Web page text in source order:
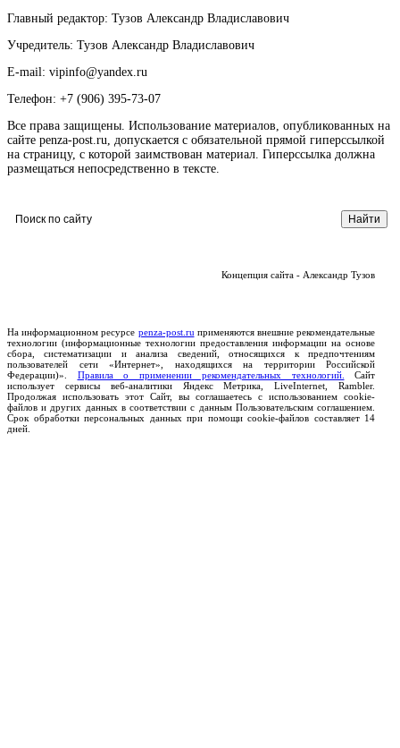
Главный редактор: Тузов Александр Владиславович
Учредитель: Тузов Александр Владиславович
E-mail: vipinfo@yandex.ru
Телефон: +7 (906) 395-73-07
Все права защищены. Использование материалов, опубликованных на
сайте penza-post.ru, допускается с обязательной прямой гиперссылкой
на страницу, с которой заимствован материал. Гиперссылка должна
размещаться непосредственно в тексте.
Концепция сайта - Александр Тузов
На информационном ресурсе penza-post.ru применяются внешние рекомендательные
технологии (информационные технологии предоставления информации на основе
сбора, систематизации и анализа сведений, относящихся к предпочтениям
пользователей сети «Интернет», находящихся на территории Российской
Федерации)». Правила о применении рекомендательных технологий.
Сайт
использует сервисы веб-аналитики Яндекс Метрика, LiveInternet, Rambler.
Продолжая использовать этот Сайт, вы соглашаетесь с использованием cookie-
файлов и других данных в соответствии с данным Пользовательским соглашением.
Срок обработки персональных данных при помощи cookie-файлов составляет 14
дней.